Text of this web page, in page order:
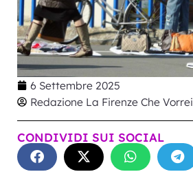
6 Settembre 2025
Redazione La Firenze Che Vorrei
CONDIVIDI SUI SOCIAL